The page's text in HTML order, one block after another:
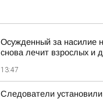
Осужденный за насилие
снова лечит взрослых и
13:47
Следователи